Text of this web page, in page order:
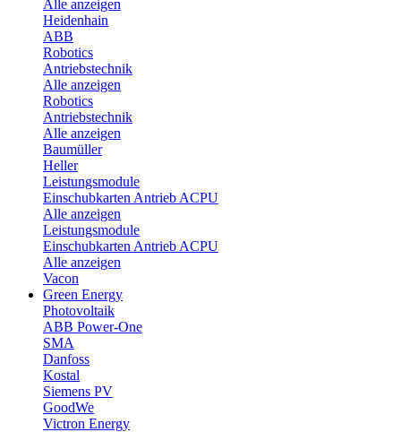
Alle anzeigen
Heidenhain
ABB
Robotics
Antriebstechnik
Alle anzeigen
Robotics
Antriebstechnik
Alle anzeigen
Baumüller
Heller
Leistungsmodule
Einschubkarten Antrieb ACPU
Alle anzeigen
Leistungsmodule
Einschubkarten Antrieb ACPU
Alle anzeigen
Vacon
Green Energy
Photovoltaik
ABB Power-One
SMA
Danfoss
Kostal
Siemens PV
GoodWe
Victron Energy